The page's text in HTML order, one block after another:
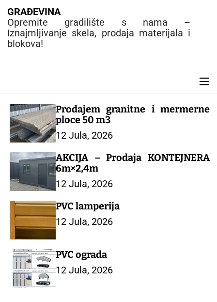
GRAĐEVINA
Opremite gradilište s nama –
Iznajmljivanje skela, prodaja materijala i
blokova!
M
e
n
Prodajem granitne i mermerne
ploce 50 m3
12 Jula, 2026
AKCIJA – Prodaja KONTEJNERA
6m×2,4m
12 Jula, 2026
PVC lamperija
12 Jula, 2026
PVC ograda
12 Jula, 2026